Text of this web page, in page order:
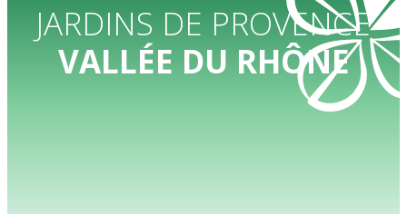
JARDINS DE PROVENCE
VALLÉE DU RHÔNE